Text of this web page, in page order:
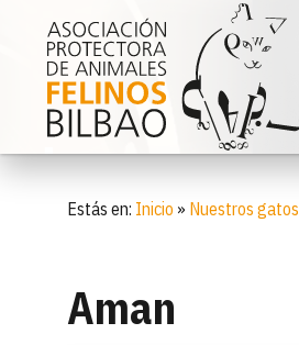
Estás en: Inicio » Nuestros gatos
Aman